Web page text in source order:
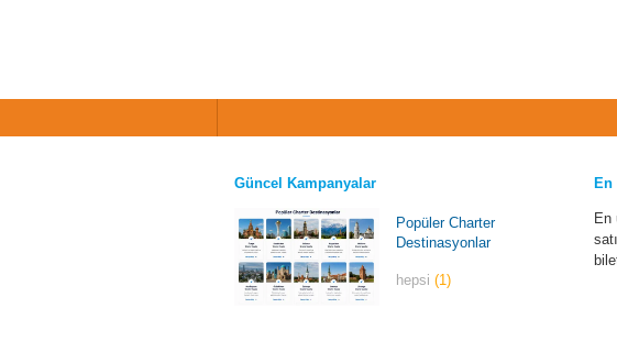
Güncel Kampanyalar
Popüler Charter
Destinasyonlar
hepsi(1)
En